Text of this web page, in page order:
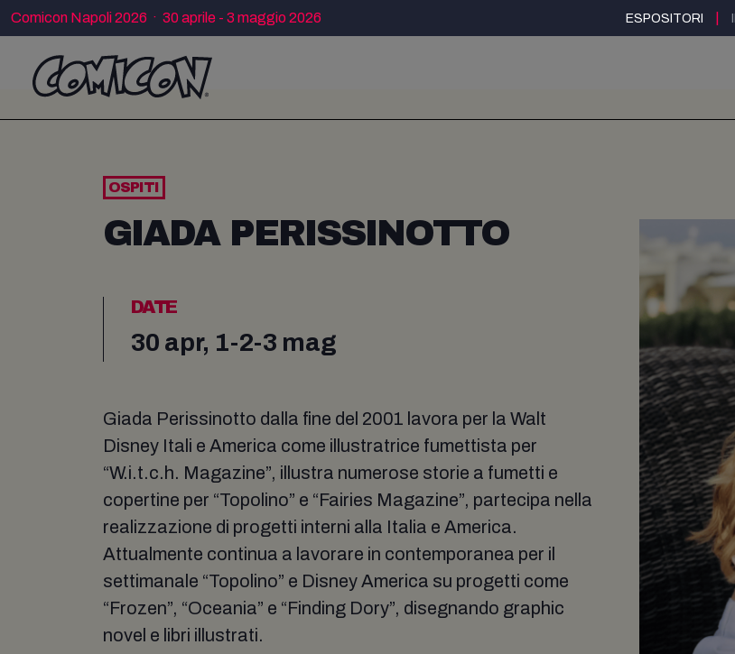
Comicon Napoli 2026 · 30 aprile - 3 maggio 2026 ESPOSITORI
OSPITI
GIADA PERISSINOTTO
DATE
30 apr, 1-2-3 mag
Giada Perissinotto dalla fine del 2001 lavora per la Walt
Disney Itali e America come illustratrice fumettista per
“W.i.t.c.h. Magazine”, illustra numerose storie a fumetti e
copertine per “Topolino” e “Fairies Magazine”, partecipa nella
realizzazione di progetti interni alla Italia e America.
Attualmente continua a lavorare in contemporanea per il
settimanale “Topolino” e Disney America su progetti come
“Frozen”, “Oceania” e “Finding Dory”, disegnando graphic
novel e libri illustrati.